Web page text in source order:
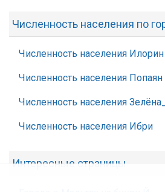
Численность населения по
Численность населения Илорин
Численность населения Попаян
Численность населения
Численность населения Ибри
Интересные страницы